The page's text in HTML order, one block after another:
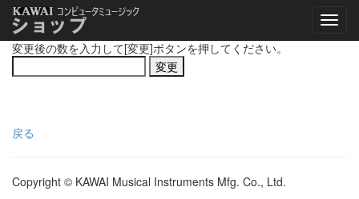
変更後の数を入力して[変更]ボタンを押してください。
戻る
Copyright © KAWAI Musical Instruments Mfg. Co., Ltd.